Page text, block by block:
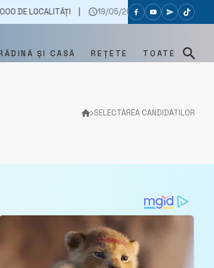
LOCALITĂȚI 19/05/2025 VIDEO// UN TÂNĂR DE 21
ȘI CASĂ REȚETE TOATE
SELECTAREA CANDIDATILOR